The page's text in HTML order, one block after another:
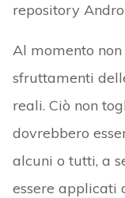
repository
Al momento
sfruttamenti
reali. Ciò non
dovrebbero
alcuni o tutti, a
essere applicati